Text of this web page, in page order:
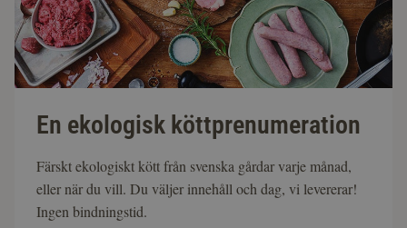
En ekologisk köttprenumeration
Färskt ekologiskt kött från svenska gårdar varje månad,
eller när du vill. Du väljer innehåll och dag, vi levererar!
Ingen bindningstid.